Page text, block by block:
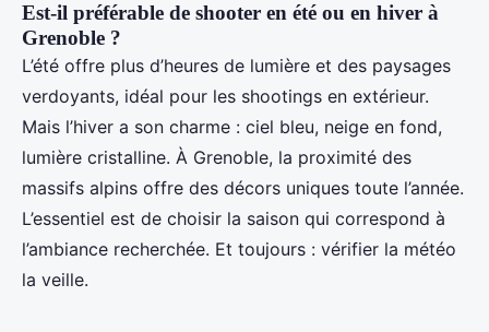
Est-il préférable de shooter en été ou en hiver à
Grenoble ?
L’été offre plus d’heures de lumière et des paysages
verdoyants, idéal pour les shootings en extérieur.
Mais l’hiver a son charme : ciel bleu, neige en fond,
lumière cristalline. À Grenoble, la proximité des
massifs alpins offre des décors uniques toute l’année.
L’essentiel est de choisir la saison qui correspond à
l’ambiance recherchée. Et toujours : vérifier la météo
la veille.